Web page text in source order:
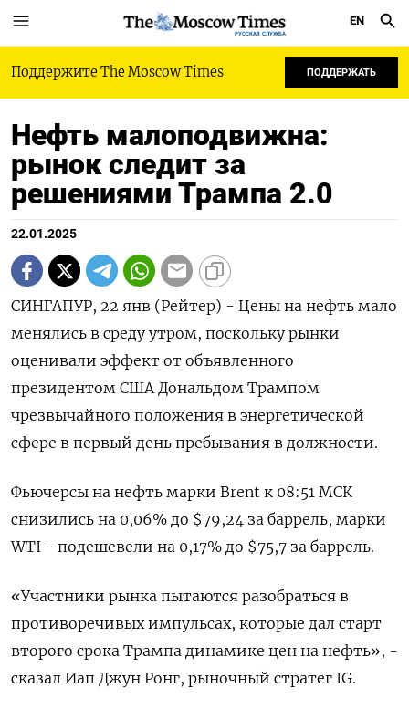
РУССКАЯ СЛУЖБА
EN
Поддержите The Moscow Times ПОДДЕРЖАТЬ
Нефть малоподвижна:
рынок следит за
решениями Трампа 2.0
22.01.2025
СИНГАПУР, 22 янв (Рейтер) - Цены на нефть мало
менялись в среду утром, поскольку рынки
оценивали эффект от объявленного
президентом США Дональдом Трампом
чрезвычайного положения в энергетической
сфере в первый день пребывания в должности.
Фьючерсы на нефть марки Brent к 08:51 МСК
снизились на 0,06% до $79,24 за баррель, марки
WTI - подешевели на 0,17% до $75,7 за баррель.
«Участники рынка пытаются разобраться в
противоречивых импульсах, которые дал старт
второго срока Трампа динамике цен на нефть», -
сказал Иап Джун Ронг, рыночный стратег IG.